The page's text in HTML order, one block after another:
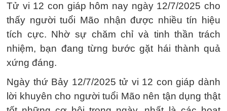
Tử vi 12 con giáp hôm nay ngày 12/7/2025 cho
thấy người tuổi Mão nhận được nhiều tín hiệu
tích cực. Nhờ sự chăm chỉ và tinh thần trách
nhiệm, bạn đang từng bước gặt hái thành quả
xứng đáng.
Ngày thứ Bảy 12/7/2025 tử vi 12 con giáp dành
lời khuyên cho người tuổi Mão nên tận dụng thật